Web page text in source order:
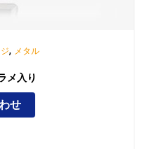
, メタル
メ入り
せ